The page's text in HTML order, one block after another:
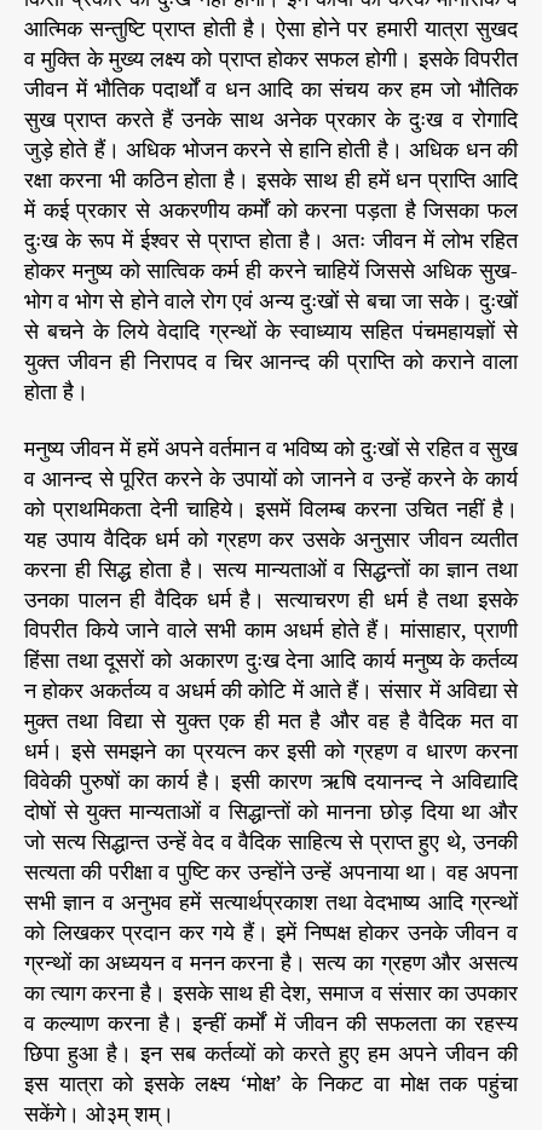
आत्मिक सन्तुष्टि प्राप्त होती है। ऐसा होने पर हमारी यात्रा सुखद
व मुक्ति के मुख्य लक्ष्य को प्राप्त होकर सफल होगी। इसके विपरीत
जीवन में भौतिक पदार्थों व धन आदि का संचय कर हम जो भौतिक
सुख प्राप्त करते हैं उनके साथ अनेक प्रकार के दुःख व रोगादि
जुड़े होते हैं। अधिक भोजन करने से हानि होती है। अधिक धन की
रक्षा करना भी कठिन होता है। इसके साथ ही हमें धन प्राप्ति आदि
में कई प्रकार से अकरणीय कर्मों को करना पड़ता है जिसका फल
दुःख के रूप में ईश्वर से प्राप्त होता है। अतः जीवन में लोभ रहित
होकर मनुष्य को सात्विक कर्म ही करने चाहियें जिससे अधिक सुख-
भोग व भोग से होने वाले रोग एवं अन्य दुःखों से बचा जा सके। दुःखों
से बचने के लिये वेदादि ग्रन्थों के स्वाध्याय सहित पंचमहायज्ञों से
युक्त जीवन ही निरापद व चिर आनन्द की प्राप्ति को कराने वाला
होता है।
मनुष्य जीवन में हमें अपने वर्तमान व भविष्य को दुःखों से रहित व सुख
व आनन्द से पूरित करने के उपायों को जानने व उन्हें करने के कार्य
को प्राथमिकता देनी चाहिये। इसमें विलम्ब करना उचित नहीं है।
यह उपाय वैदिक धर्म को ग्रहण कर उसके अनुसार जीवन व्यतीत
करना ही सिद्ध होता है। सत्य मान्यताओं व सिद्धन्तों का ज्ञान तथा
उनका पालन ही वैदिक धर्म है। सत्याचरण ही धर्म है तथा इसके
विपरीत किये जाने वाले सभी काम अधर्म होते हैं। मांसाहार, प्राणी
हिंसा तथा दूसरों को अकारण दुःख देना आदि कार्य मनुष्य के कर्तव्य
न होकर अकर्तव्य व अधर्म की कोटि में आते हैं। संसार में अविद्या से
मुक्त तथा विद्या से युक्त एक ही मत है और वह है वैदिक मत वा
धर्म। इसे समझने का प्रयत्न कर इसी को ग्रहण व धारण करना
विवेकी पुरुषों का कार्य है। इसी कारण ऋषि दयानन्द ने अविद्यादि
दोषों से युक्त मान्यताओं व सिद्धान्तों को मानना छोड़ दिया था और
जो सत्य सिद्धान्त उन्हें वेद व वैदिक साहित्य से प्राप्त हुए थे, उनकी
सत्यता की परीक्षा व पुष्टि कर उन्होंने उन्हें अपनाया था। वह अपना
सभी ज्ञान व अनुभव हमें सत्यार्थप्रकाश तथा वेदभाष्य आदि ग्रन्थों
को लिखकर प्रदान कर गये हैं। इमें निष्पक्ष होकर उनके जीवन व
ग्रन्थों का अध्ययन व मनन करना है। सत्य का ग्रहण और असत्य
का त्याग करना है। इसके साथ ही देश, समाज व संसार का उपकार
व कल्याण करना है। इन्हीं कर्मों में जीवन की सफलता का रहस्य
छिपा हुआ है। इन सब कर्तव्यों को करते हुए हम अपने जीवन की
इस यात्रा को इसके लक्ष्य ‘मोक्ष’ के निकट वा मोक्ष तक पहुंचा
सकेंगे। ओ३म् शम्।